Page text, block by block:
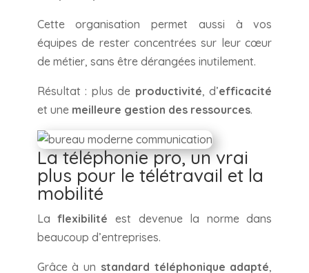
Cette organisation permet aussi à vos
équipes de rester concentrées sur leur cœur
de métier, sans être dérangées inutilement.
Résultat : plus de productivité, d’efficacité
et une meilleure gestion des ressources.
La téléphonie pro, un vrai
plus pour le télétravail et la
mobilité
Laflexibilité est devenue la norme dans
beaucoup d’entreprises.
Grâce à un standard téléphonique adapté,